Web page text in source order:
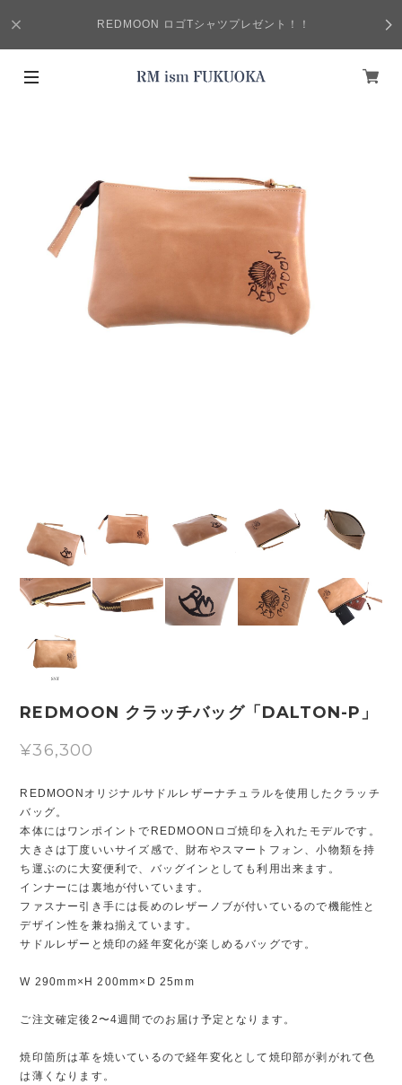
REDMOON ロゴTシャツプレゼント！！
REDMOON クラッチバッグ「DALTON-P」
¥36,300
REDMOONオリジナルサドルレザーナチュラルを使用したクラッチ
バッグ。
本体にはワンポイントでREDMOONロゴ焼印を入れたモデルです。
大きさは丁度いいサイズ感で、財布やスマートフォン、小物類を持
ち運ぶのに大変便利で、バッグインとしても利用出来ます。
インナーには裏地が付いています。
ファスナー引き手には長めのレザーノブが付いているので機能性と
デザイン性を兼ね揃えています。
サドルレザーと焼印の経年変化が楽しめるバッグです。
W 290mm×H 200mm×D 25mm
ご注文確定後2〜4週間でのお届け予定となります。
焼印箇所は革を焼いているので経年変化として焼印部が剥がれて色
は薄くなります。